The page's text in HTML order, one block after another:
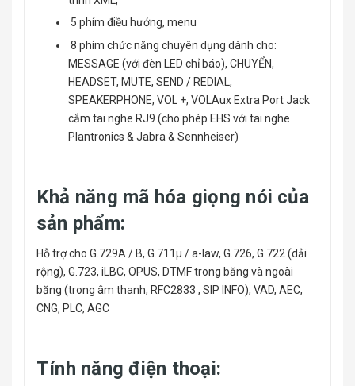
5 phím điều hướng, menu
8 phím chức năng chuyên dụng dành cho:
MESSAGE (với đèn LED chỉ báo), CHUYỂN,
HEADSET, MUTE, SEND / REDIAL,
SPEAKERPHONE, VOL +, VOLAux Extra Port Jack
cắm tai nghe RJ9 (cho phép EHS với tai nghe
Plantronics & Jabra & Sennheiser)
Khả năng mã hóa giọng nói của
sản phẩm:
Hỗ trợ cho G.729A / B, G.711µ / a-law, G.726, G.722 (dải
rộng), G.723, iLBC, OPUS, DTMF trong băng và ngoài
băng (trong âm thanh, RFC2833 , SIP INFO), VAD, AEC,
CNG, PLC, AGC
Tính năng điện thoại: